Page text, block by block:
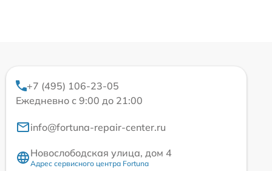
+7 (495) 106-23-05
Ежедневно с 9:00 до 21:00
info@fortuna-repair-center.ru
Новослободская улица, дом 4
Адрес сервисного центра Fortuna